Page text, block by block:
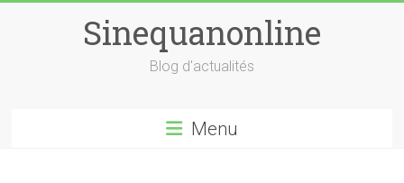
Sinequanonline
Blog d'actualités
Menu